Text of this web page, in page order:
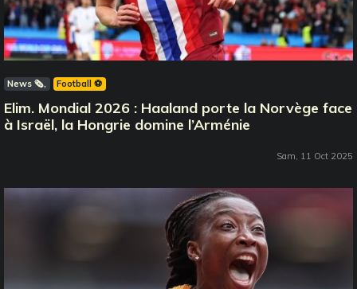
News 🗞️ Football ⚽️
Elim. Mondial 2026 : Haaland porte la Norvège face
à Israël, la Hongrie domine l’Arménie
Sam, 11 Oct 2025